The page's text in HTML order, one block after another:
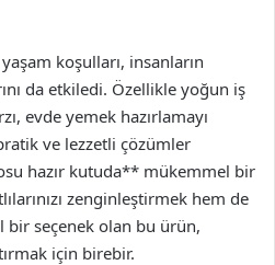
koşulları, insanların
da etkiledi. Özellikle yoğun iş
evde yemek hazırlamayı
ve lezzetli çözümler
hazır kutuda** mükemmel bir
zenginleştirmek hem de
bir seçenek olan bu ürün,
için birebir.